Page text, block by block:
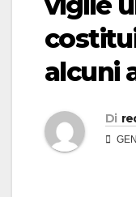
alcuni
Di